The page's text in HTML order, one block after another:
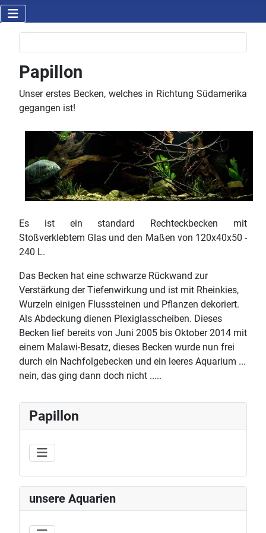
Papillon
Unser erstes Becken, welches in Richtung Südamerika
gegangen ist!
Es ist ein standard Rechteckbecken mit
Stoßverklebtem Glas und den Maßen von 120x40x50 -
240 L.
Das Becken hat eine schwarze Rückwand zur
Verstärkung der Tiefenwirkung und ist mit Rheinkies,
Wurzeln einigen Flusssteinen und Pflanzen dekoriert.
Als Abdeckung dienen Plexiglasscheiben. Dieses
Becken lief bereits von Juni 2005 bis Oktober 2014 mit
einem Malawi-Besatz, dieses Becken wurde nun frei
durch ein Nachfolgebecken und ein leeres Aquarium ...
nein, das ging dann doch nicht .....
Papillon
unsere Aquarien